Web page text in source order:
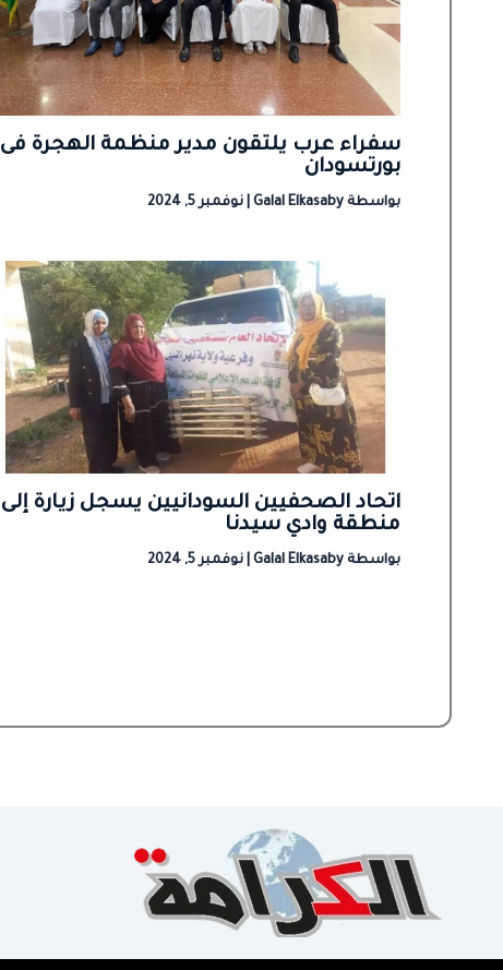
سفراء عرب يلتقون مدير منظمة الهجرة فى
بورتسودان
بواسطة Galal Elkasaby نوفمبر 5, 2024
اتحاد الصحفيين السودانيين يسجل زيارة إلى
منطقة وادي سيدنا
بواسطة Galal Elkasaby نوفمبر 5, 2024